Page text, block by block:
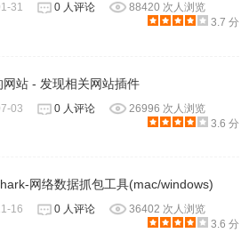
31 0 人评论
88420 次人浏览
3.7 分
网站 - 发现相关网站插件
03 0 人评论
26996 次人浏览
3.6 分
网络数据抓包工具(mac/windows)
16 0 人评论
36402 次人浏览
3.6 分